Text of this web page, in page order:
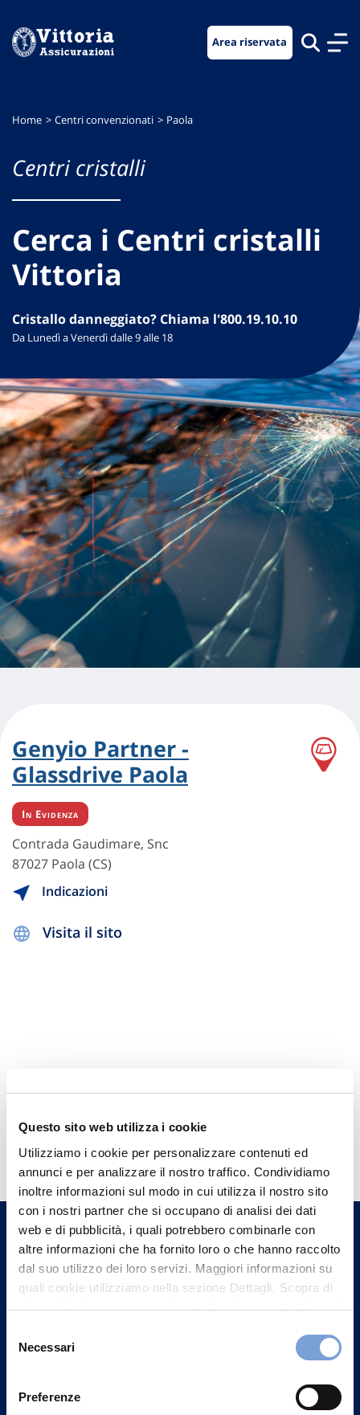
Questo sito web utilizza i cookie
Utilizziamo i cookie per personalizzare contenuti ed
annunci e per analizzare il nostro traffico. Condividiamo
inoltre informazioni sul modo in cui utilizza il nostro sito
con i nostri partner che si occupano di analisi dei dati
web e di pubblicità, i quali potrebbero combinarle con
altre informazioni che ha fornito loro o che hanno raccolto
dal suo utilizzo dei loro servizi. Maggiori informazioni su
quali cookie utilizziamo nella sezione Dettagli. Scopra di
più su chi siamo, come può contattarci e come trattiamo i
può trovare nel footer del sito nella sezione "Informativa
delNecessari
Preferenze
menu
contenuto
footer
Area riservata
Home Centri convenzionati Paola
Centri cristalli
Cerca i Centri cristalli
Vittoria
Cristallo danneggiato? Chiama l'800.19.10.10
Da Lunedì a Venerdì dalle 9 alle 18
Genyio Partner -
Glassdrive Paola
In Evidenza
Contrada Gaudimare, Snc
87027 Paola (CS)
Indicazioni
Visita il sito
Hai bisogno di
informazioni?
Trova l'Agenzia più vicina a te e parla con
un nostro Agente.
Contattaci